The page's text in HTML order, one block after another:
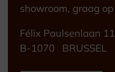
showroom, graag
Félix Paulsenlaan
B-1070 BRUSSEL